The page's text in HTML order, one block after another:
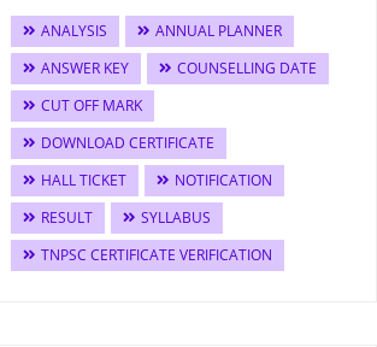
ANALYSIS
ANNUAL PLANNER
ANSWER KEY
COUNSELLING DATE
CUT OFF MARK
DOWNLOAD CERTIFICATE
HALL TICKET
NOTIFICATION
RESULT
SYLLABUS
TNPSC CERTIFICATE VERIFICATION